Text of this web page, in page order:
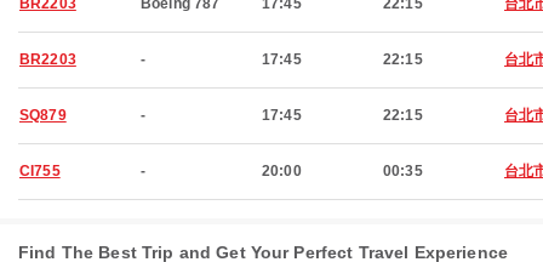
BR2203 Boeing 787 17:45 22:15 台北
BR2203 - 17:45 22:15 台北
SQ879 - 17:45 22:15 台北
CI755 - 20:00 00:35 台北
Find The Best Trip and Get Your Perfect Travel Experience